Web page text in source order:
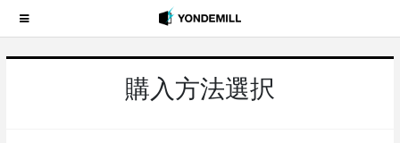
購入方法選択